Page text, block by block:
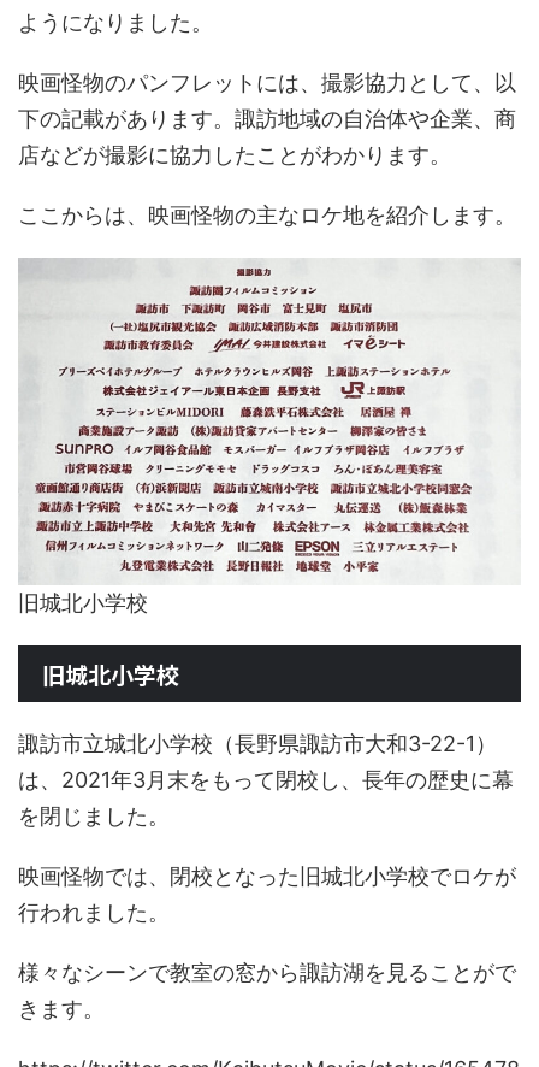
ようになりました。
映画怪物のパンフレットには、撮影協力として、以
下の記載があります。諏訪地域の自治体や企業、商
店などが撮影に協力したことがわかります。
ここからは、映画怪物の主なロケ地を紹介します。
旧城北小学校
旧城北小学校
諏訪市立城北小学校（長野県諏訪市大和3-22-1）
は、2021年3月末をもって閉校し、長年の歴史に幕
を閉じました。
映画怪物では、閉校となった旧城北小学校でロケが
行われました。
様々なシーンで教室の窓から諏訪湖を見ることがで
きます。